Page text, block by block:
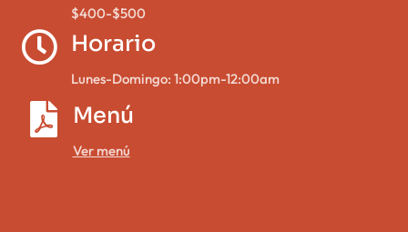
$400-$500
 Horario
Lunes-Domingo: 1:00pm-12:00am
 Menú
Ver menú